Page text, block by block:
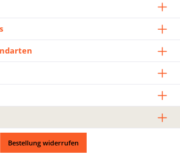
Bestellung widerrufen